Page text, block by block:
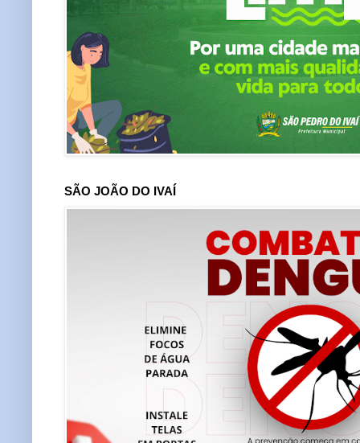
SÃO JOÃO DO IVAÍ